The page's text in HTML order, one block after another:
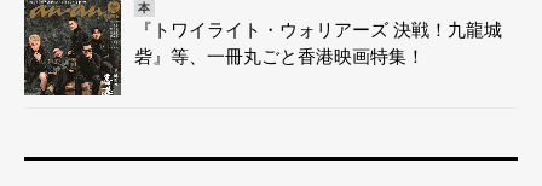
本
『トワイライト・ウォリアーズ 決戦！九龍城
砦』等、一冊丸ごと香港映画特集！